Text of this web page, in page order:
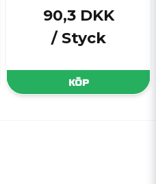
90,3 DKK
/ Styck
KÖP